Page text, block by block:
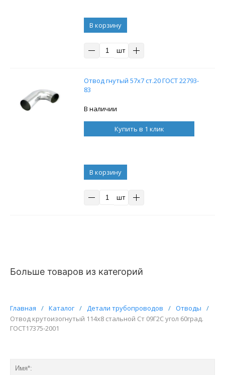
В корзину
шт
Отвод гнутый 57х7 ст.20 ГОСТ 22793-
83
В наличии
Купить в 1 клик
В корзину
шт
Больше товаров из категорий
Главная / Каталог / Детали трубопроводов / Отводы
/
Отвод крутоизогнутый 114х8 стальной Ст 09Г2С угол 60град.
ГОСТ17375-2001